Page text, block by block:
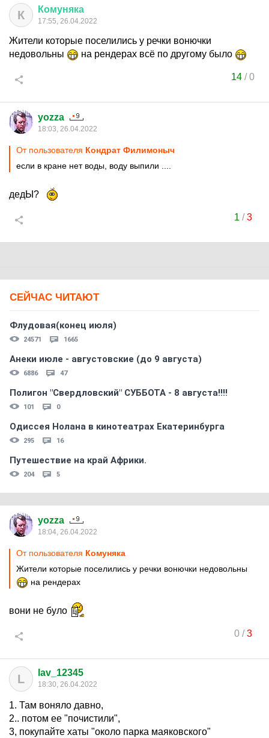
К Комуняка
17:55, 26.04.2022
Жители которые поселились у речки вонючки
недовольны
на рендерах всё по другому было
14 /0
yozza
18:03, 26.04.2022
От пользователя Кондрат Филимоныч
если в кране нет воды, воду выпили ....
дедЫ?
1 /3
СЕЙЧАС ЧИТАЮТ
Флудовая(конец июля)
24571 1665
Анеки июле - августовские (до 9 августа)
6886 47
Полигон "Свердловский" СУББОТА - 8 августа!!!!
101 0
Одиссея Нолана в кинотеатрах Екатеринбурга
295 16
Путешествие на край Африки.
204 5
yozza
18:04, 26.04.2022
От пользователя Комуняка
Жители которые поселились у речки вонючки недовольны
на рендерах
вони не було
0/3
L lav_12345
18:30, 26.04.2022
1. Там воняло давно,
2.. потом ее "почистили",
3, покупайте хаты "около парка маяковского"